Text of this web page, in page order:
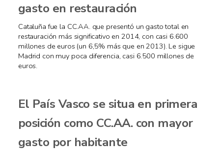
gasto en restauración
Cataluña fue la CC.AA. que presentó un gasto total en
restauración más significativo en 2014, con casi 6.600
millones de euros (un 6,5% más que en 2013). Le sigue
Madrid con muy poca diferencia, casi 6.500 millones de
euros.
El País Vasco se situa en primera
posición como CC.AA. con mayor
gasto por habitante